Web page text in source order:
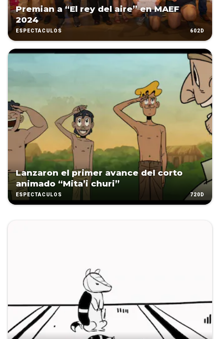
Premian a “El rey del aire” en MAEF
2024
ESPECTÁCULOS 602D
Lanzaron el primer avance del corto
animado “Mita’i churi”
ESPECTÁCULOS 720D